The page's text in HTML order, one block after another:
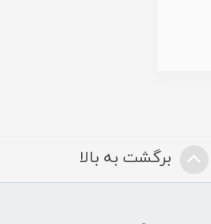
برگشت به بالا